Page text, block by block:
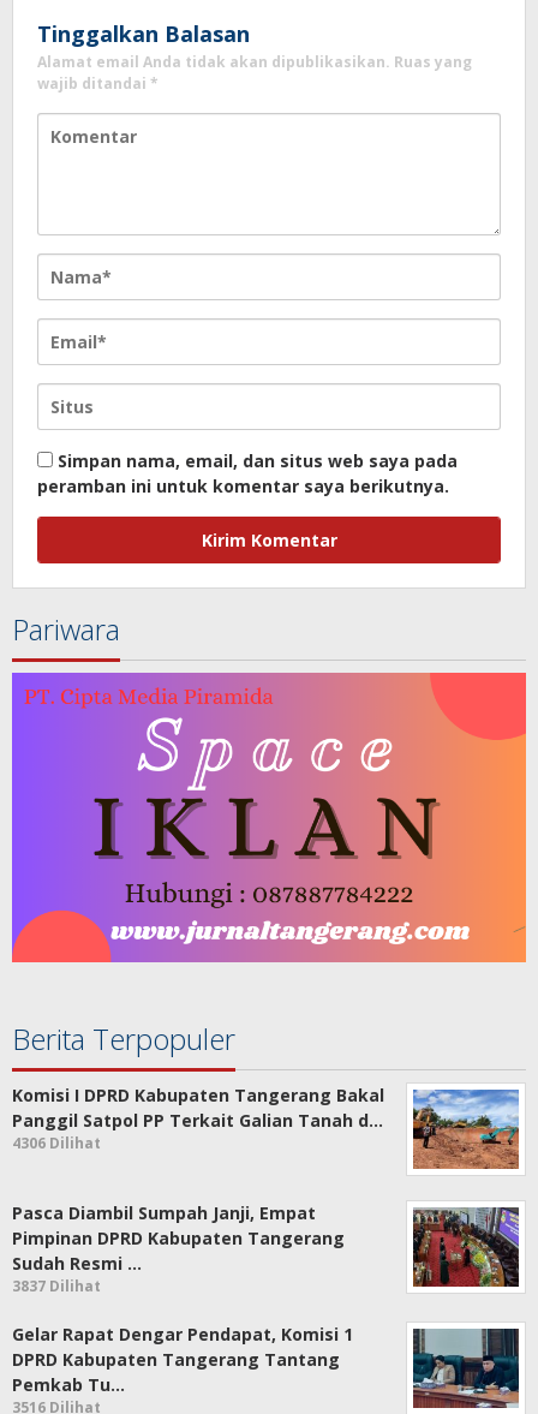
Tinggalkan Balasan
Alamat email Anda tidak akan dipublikasikan. Ruas yang
wajib ditandai *
Simpan nama, email, dan situs web saya pada
peramban ini untuk komentar saya berikutnya.
Pariwara
Berita Terpopuler
Komisi I DPRD Kabupaten Tangerang Bakal
Panggil Satpol PP Terkait Galian Tanah d…
4306 Dilihat
Pasca Diambil Sumpah Janji, Empat
Pimpinan DPRD Kabupaten Tangerang
Sudah Resmi …
3837 Dilihat
Gelar Rapat Dengar Pendapat, Komisi 1
DPRD Kabupaten Tangerang Tantang
Pemkab Tu…
3516 Dilihat